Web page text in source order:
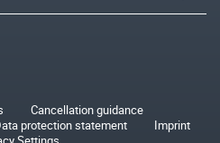
Cancellation guidance
protection statement
Imprint